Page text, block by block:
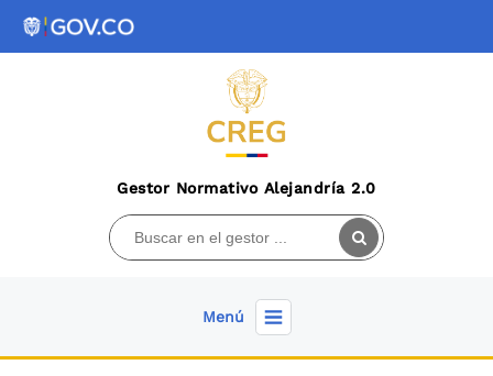
Gestor Normativo Alejandría 2.0
Menú